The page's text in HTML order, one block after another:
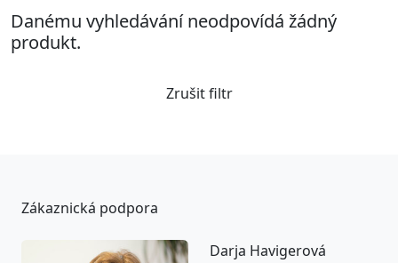
Danému vyhledávání neodpovídá žádný
produkt.
Zrušit filtr
Zákaznická podpora
Darja Havigerová